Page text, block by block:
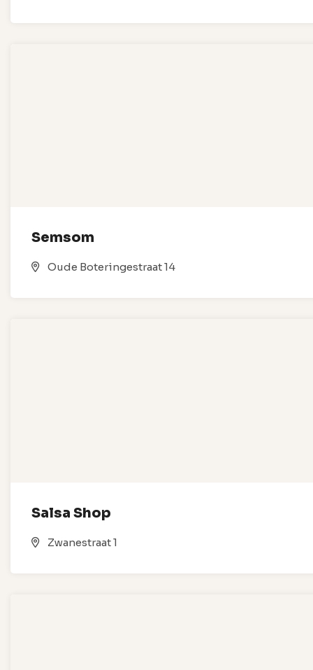
Semsom
Oude Boteringestraat 14
Salsa Shop
Zwanestraat 1